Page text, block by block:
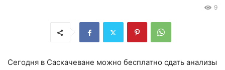
9
Сегодня в Саскачеване можно бесплатно сдать анализы